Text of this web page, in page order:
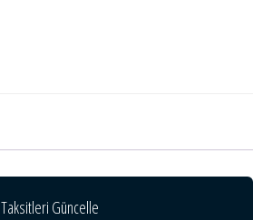
Taksitleri Güncelle